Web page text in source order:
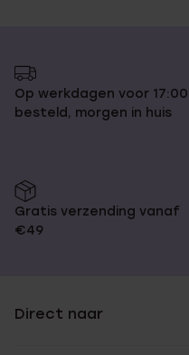
Op werkdagen voor 17:00
besteld, morgen in huis
Gratis verzending vanaf
€49
Direct naar